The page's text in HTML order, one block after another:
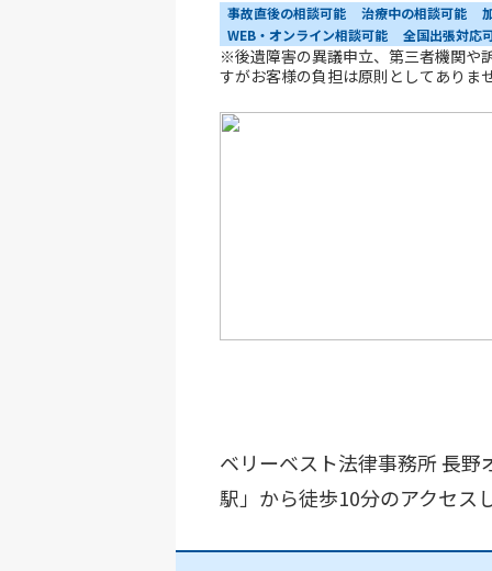
事故直後の相談可能 治療中の相談可能
WEB・オンライン相談可能
全国出張対応
※後遺障害の異議申立、第三者機関や
すがお客様の負担は原則としてありま
ベリーベスト法律事務所 長
駅」から徒歩10分のアクセ